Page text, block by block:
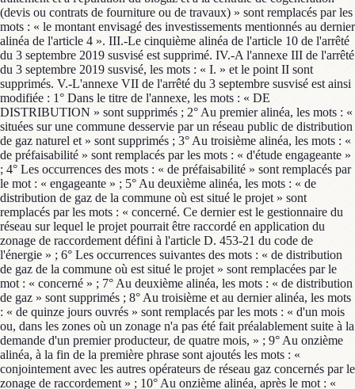
(devis ou contrats de fourniture ou de travaux) » sont remplacés par les
mots : « le montant envisagé des investissements mentionnés au dernier
alinéa de l'article 4 ». III.-Le cinquième alinéa de l'article 10 de l'arrêté
du 3 septembre 2019 susvisé est supprimé. IV.-A l'annexe III de l'arrêté
du 3 septembre 2019 susvisé, les mots : « I. » et le point II sont
supprimés. V.-L'annexe VII de l'arrêté du 3 septembre susvisé est ainsi
modifiée : 1° Dans le titre de l'annexe, les mots : « DE
DISTRIBUTION » sont supprimés ; 2° Au premier alinéa, les mots : «
situées sur une commune desservie par un réseau public de distribution
de gaz naturel et » sont supprimés ; 3° Au troisième alinéa, les mots : «
de préfaisabilité » sont remplacés par les mots : « d'étude engageante »
; 4° Les occurrences des mots : « de préfaisabilité » sont remplacés par
le mot : « engageante » ; 5° Au deuxième alinéa, les mots : « de
distribution de gaz de la commune où est situé le projet » sont
remplacés par les mots : « concerné. Ce dernier est le gestionnaire du
réseau sur lequel le projet pourrait être raccordé en application du
zonage de raccordement défini à l'article D. 453-21 du code de
l'énergie » ; 6° Les occurrences suivantes des mots : « de distribution
de gaz de la commune où est situé le projet » sont remplacées par le
mot : « concerné » ; 7° Au deuxième alinéa, les mots : « de distribution
de gaz » sont supprimés ; 8° Au troisième et au dernier alinéa, les mots
: « de quinze jours ouvrés » sont remplacés par les mots : « d'un mois
ou, dans les zones où un zonage n'a pas été fait préalablement suite à la
demande d'un premier producteur, de quatre mois, » ; 9° Au onzième
alinéa, à la fin de la première phrase sont ajoutés les mots : «
conjointement avec les autres opérateurs de réseau gaz concernés par le
zonage de raccordement » ; 10° Au onzième alinéa, après le mot : «